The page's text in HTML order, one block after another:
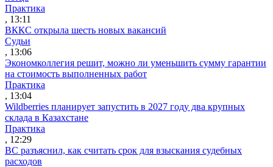
Практика
, 13:11
ВККС открыла шесть новых вакансий
Судьи
, 13:06
Экономколлегия решит, можно ли уменьшить сумму гарантии
на стоимость выполненных работ
Практика
, 13:04
Wildberries планирует запустить в 2027 году два крупных
склада в Казахстане
Практика
, 12:29
ВС разъяснил, как считать срок для взыскания судебных
расходов